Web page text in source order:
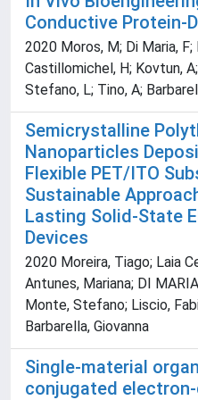
Conductive Protein-
2020 Moros, M; Di Maria, F;
Castillomichel, H; Kovtun,
Stefano, L; Tino, A;
Semicrystalline
Nanoparticles
Flexible PET/ITO
Sustainable
Lasting Solid-State
Devices
2020 Moreira, Tiago; Laia
Antunes, Mariana; DI
Monte, Stefano; Liscio,
Barbarella, Giovanna
Single-material
conjugated